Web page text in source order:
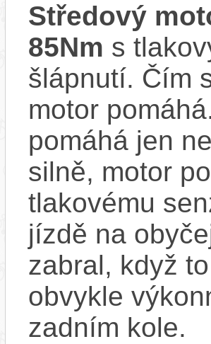
Středový
85Nm s
šlápnutí. Čím
motor
pomáhá jen
silně, motor
tlakovému
jízdě na
zabral, když
obvykle
zadním kole.